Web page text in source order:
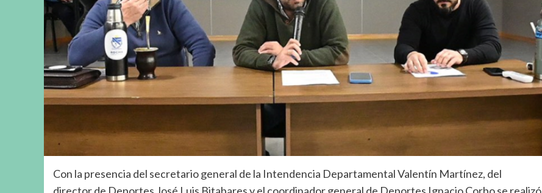
Con la presencia del secretario general de la Intendencia Departamental Valentín Martínez, del